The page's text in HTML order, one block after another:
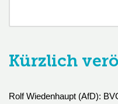
Kürzlich
Rolf Wiedenhaupt (AfD):